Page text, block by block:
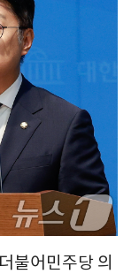
불어민주당 의